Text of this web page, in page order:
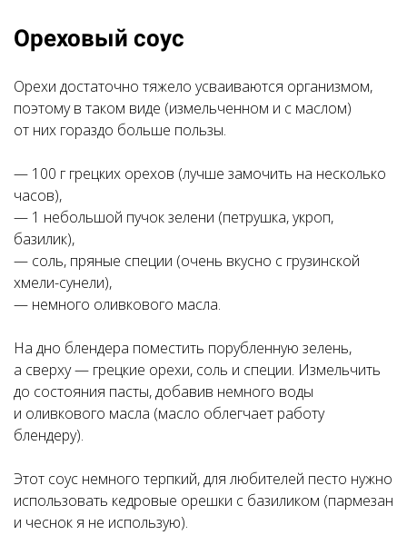
Ореховый соус
Орехи достаточно тяжело усваиваются организмом,
поэтому в таком виде (измельченном и с маслом)
от них гораздо больше пользы.
— 100 г грецких орехов (лучше замочить на несколько
часов),
— 1 небольшой пучок зелени (петрушка, укроп,
базилик),
— соль, пряные специи (очень вкусно с грузинской
хмели-сунели),
— немного оливкового масла.
На дно блендера поместить порубленную зелень,
а сверху — грецкие орехи, соль и специи. Измельчить
до состояния пасты, добавив немного воды
и оливкового масла (масло облегчает работу
блендеру).
Этот соус немного терпкий, для любителей песто нужно
использовать кедровые орешки с базиликом (пармезан
и чеснок я не использую).